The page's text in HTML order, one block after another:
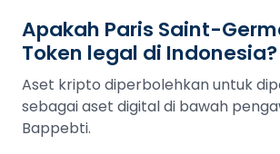
Apakah Paris Saint-
Token legal di Indonesia?
Aset kripto diperbolehkan untuk
sebagai aset digital di bawah
Bappebti.